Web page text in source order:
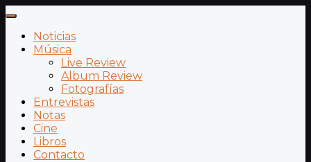
Noticias
Música
Live Review
Album Review
Fotografías
Entrevistas
Notas
Cine
Libros
Contacto